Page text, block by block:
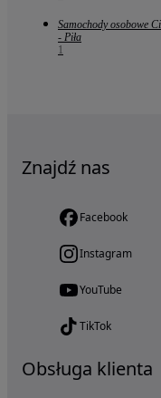
Samochody osobowe
- Piła
1
Znajdź nas
Facebook
Instagram
YouTube
TikTok
Obsługa klienta